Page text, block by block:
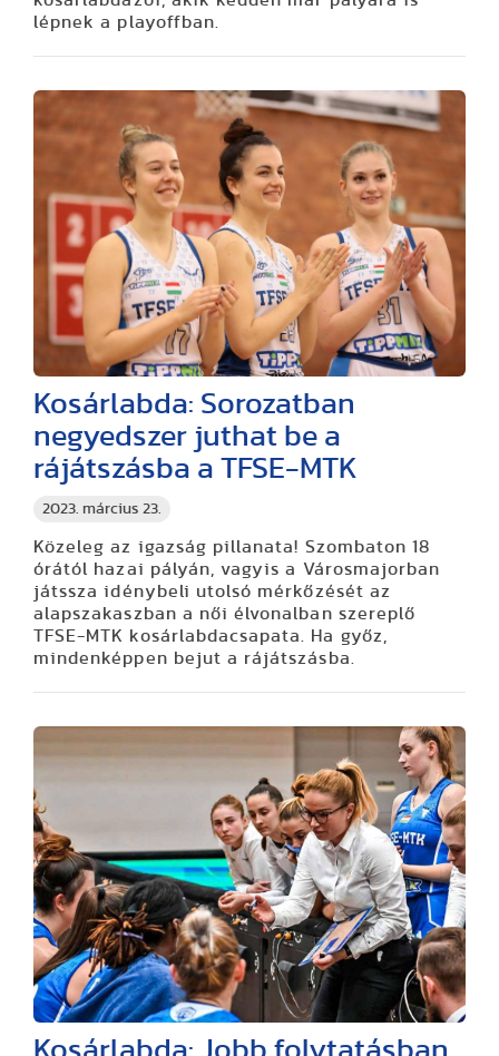
lépnek a playoffban.
2023. március 23.
Kosárlabda: Sorozatban
negyedszer juthat be a
rájátszásba a TFSE-MTK
Közeleg az igazság pillanata! Szombaton 18
órától hazai pályán, vagyis a Városmajorban
játssza idénybeli utolsó mérkőzését az
alapszakaszban a női élvonalban szereplő
TFSE-MTK kosárlabdacsapata. Ha győz,
mindenképpen bejut a rájátszásba.